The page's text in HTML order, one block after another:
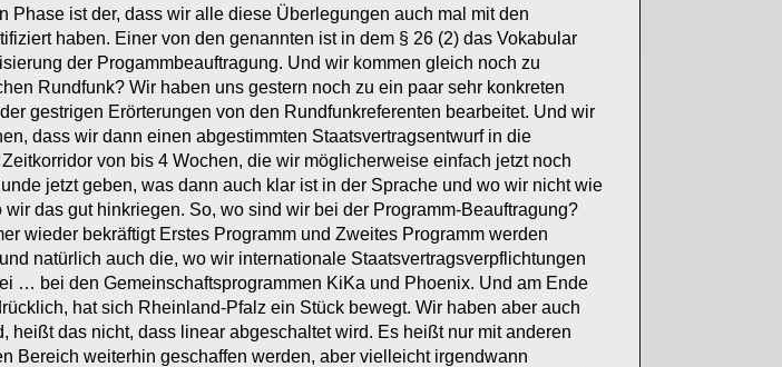
ist der, dass wir alle diese Überlegungen auch mal mit den
haben. Einer von den genannten ist in dem § 26 (2) das Vokabular
der Progammbeauftragung. Und wir kommen gleich noch zu
Rundfunk? Wir haben uns gestern noch zu ein paar sehr konkreten
gestrigen Erörterungen von den Rundfunkreferenten bearbeitet. Und wir
dass wir dann einen abgestimmten Staatsvertragsentwurf in die
von bis 4 Wochen, die wir möglicherweise einfach jetzt noch
jetzt geben, was dann auch klar ist in der Sprache und wo wir nicht wie
das gut hinkriegen. So, wo sind wir bei der Programm-Beauftragung?
wieder bekräftigt Erstes Programm und Zweites Programm werden
natürlich auch die, wo wir internationale Staatsvertragsverpflichtungen
… bei den Gemeinschaftsprogrammen KiKa und Phoenix. Und am Ende
hat sich Rheinland-Pfalz ein Stück bewegt. Wir haben aber auch
das nicht, dass linear abgeschaltet wird. Es heißt nur mit anderen
Bereich weiterhin geschaffen werden, aber vielleicht irgendwann